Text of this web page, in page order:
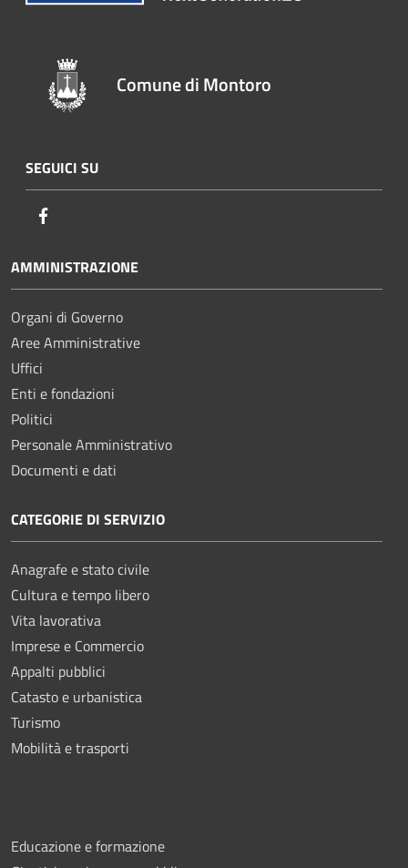
Comune di Montoro
SEGUICI SU
AMMINISTRAZIONE
Organi di Governo
Aree Amministrative
Uffici
Enti e fondazioni
Politici
Personale Amministrativo
Documenti e dati
CATEGORIE DI SERVIZIO
Anagrafe e stato civile
Cultura e tempo libero
Vita lavorativa
Imprese e Commercio
Appalti pubblici
Catasto e urbanistica
Turismo
Mobilità e trasporti
Educazione e formazione